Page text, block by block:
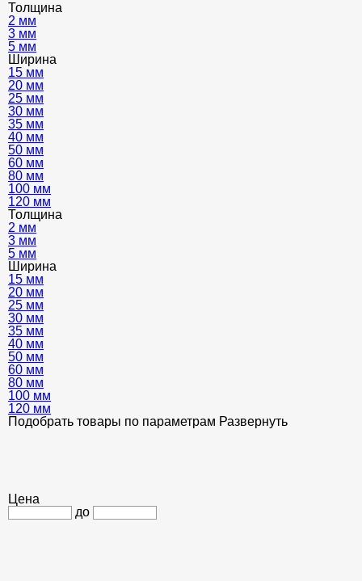
Толщина
2 мм
3 мм
5 мм
Ширина
15 мм
20 мм
25 мм
30 мм
35 мм
40 мм
50 мм
60 мм
80 мм
100 мм
120 мм
Толщина
2 мм
3 мм
5 мм
Ширина
15 мм
20 мм
25 мм
30 мм
35 мм
40 мм
50 мм
60 мм
80 мм
100 мм
120 мм
Подобрать товары по параметрам Развернуть
Цена
до